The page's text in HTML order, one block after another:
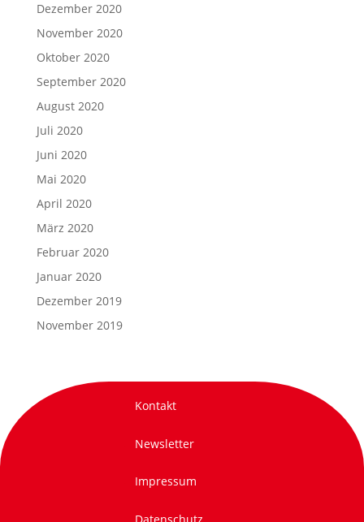
Dezember 2020
November 2020
Oktober 2020
September 2020
August 2020
Juli 2020
Juni 2020
Mai 2020
April 2020
März 2020
Februar 2020
Januar 2020
Dezember 2019
November 2019
Kontakt
Newsletter
Impressum